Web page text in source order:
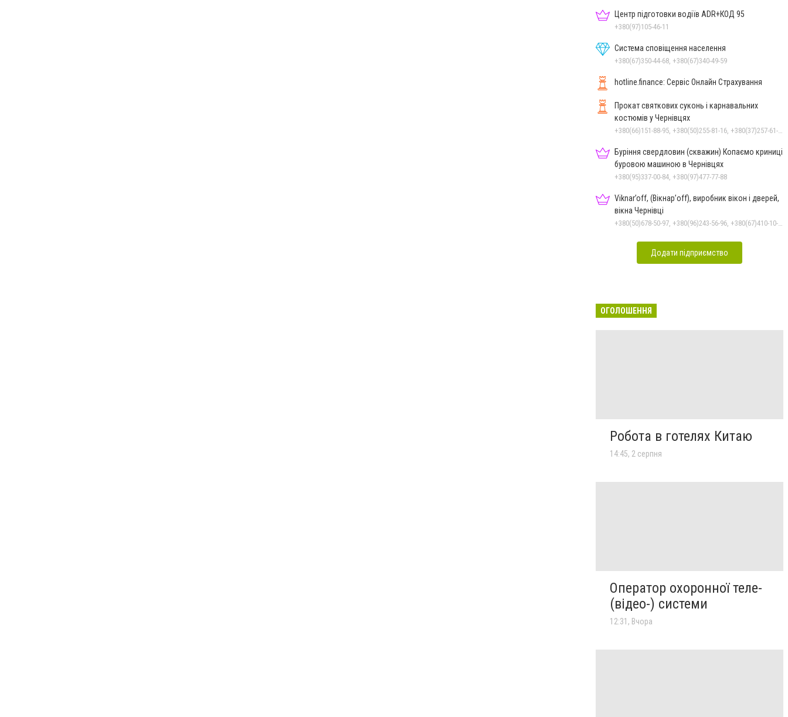
Центр підготовки водіїв ADR+КОД 95
+380(97)105-46-11
Система сповіщення населення
+380(67)350-44-68, +380(67)340-49-59
hotline.finance: Сервіс Онлайн Страхування
Прокат святкових суконь і карнавальних
костюмів у Чернівцях
Буріння свердловин (скважин) Копаємо криниці
буровою машиною в Чернівцях
+380(95)337-00-84, +380(97)477-77-88
Viknar’off, (Вікнар’off), виробник вікон і дверей,
вікна Чернівці
Додати підприємство
ОГОЛОШЕННЯ
Робота в готелях Китаю
14:45, 2 серпня
Оператор охоронної теле-
(відео-) системи
12:31, Вчора